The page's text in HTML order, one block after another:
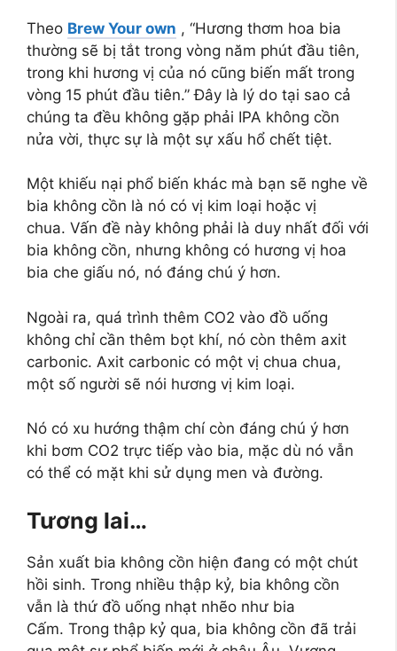
Theo Brew Your own , “Hương thơm hoa bia
thường sẽ bị tắt trong vòng năm phút đầu tiên,
trong khi hương vị của nó cũng biến mất trong
vòng 15 phút đầu tiên.” Đây là lý do tại sao cả
chúng ta đều không gặp phải IPA không cồn
nửa vời, thực sự là một sự xấu hổ chết tiệt.
Một khiếu nại phổ biến khác mà bạn sẽ nghe về
bia không cồn là nó có vị kim loại hoặc vị
chua. Vấn đề này không phải là duy nhất đối với
bia không cồn, nhưng không có hương vị hoa
bia che giấu nó, nó đáng chú ý hơn.
Ngoài ra, quá trình thêm CO2 vào đồ uống
không chỉ cần thêm bọt khí, nó còn thêm axit
carbonic. Axit carbonic có một vị chua chua,
một số người sẽ nói hương vị kim loại.
Nó có xu hướng thậm chí còn đáng chú ý hơn
khi bơm CO2 trực tiếp vào bia, mặc dù nó vẫn
có thể có mặt khi sử dụng men và đường.
Tương lai…
Sản xuất bia không cồn hiện đang có một chút
hồi sinh. Trong nhiều thập kỷ, bia không cồn
vẫn là thứ đồ uống nhạt nhẽo như bia
Cấm. Trong thập kỷ qua, bia không cồn đã trải